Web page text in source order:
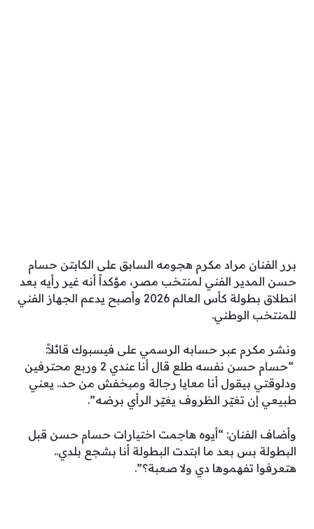
برر الفنان مراد مكرم هجومه السابق على الكابتن حسام
حسن المدير الفني لمنتخب مصر، مؤكداً أنه غير رأيه بعد
انطلاق بطولة كأس العالم 2026 وأصبح يدعم الجهاز الفني
للمنتخب الوطني.
ونشر مكرم عبر حسابه الرسمي على فيسبوك قائلاً:
“حسام حسن نفسه طلع قال أنا عندي 2 وربع محترفين
ودلوقتي بيقول أنا معايا رجالة ومبخفش من حد.. يعني
طبيعي إن تغيّر الظروف يغيّر الرأي برضه”.
وأضاف الفنان: “أيوه هاجمت اختيارات حسام حسن قبل
البطولة بس بعد ما ابتدت البطولة أنا بشجع بلدي..
هتعرفوا تفهموها دي ولا صعبة؟”.